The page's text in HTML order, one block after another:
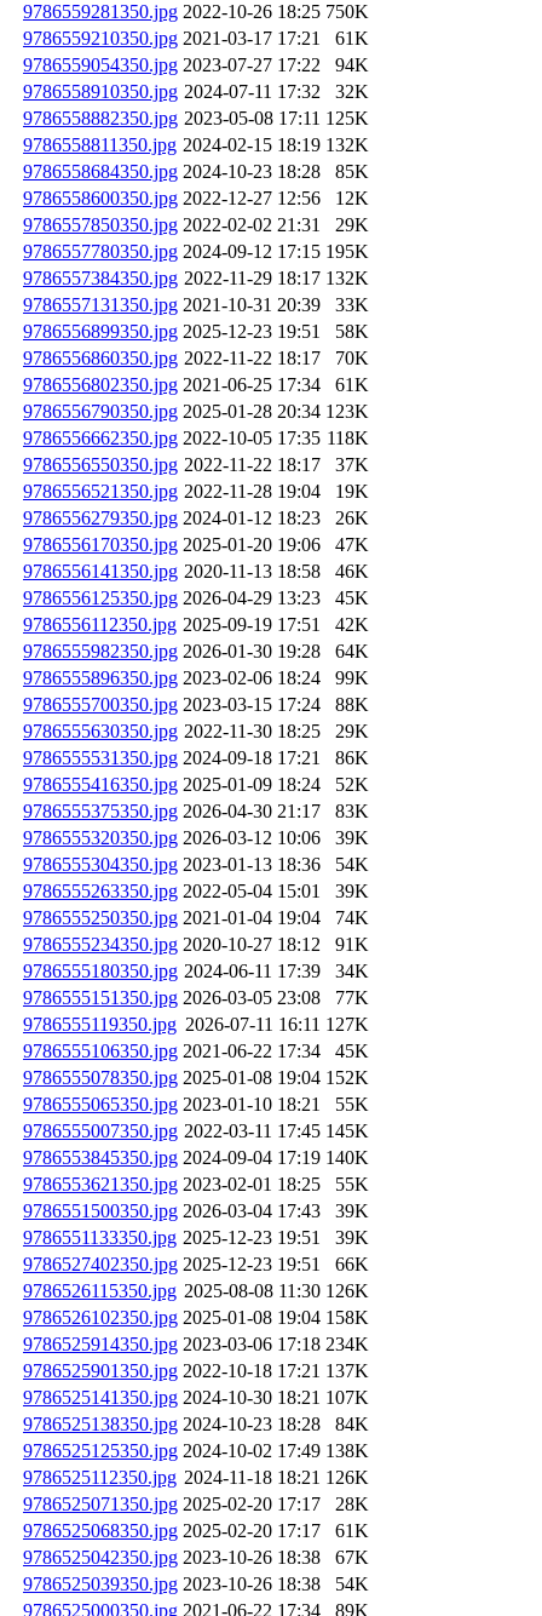
9786559281350.jpg 2022-10-26 18:25 750K
9786559210350.jpg 2021-03-17 17:21
61K
9786559054350.jpg 2023-07-27 17:22
94K
9786558910350.jpg 2024-07-11 17:32
32K
9786558882350.jpg 2023-05-08 17:11 125K
9786558811350.jpg 2024-02-15 18:19 132K
9786558684350.jpg 2024-10-23 18:28
85K
9786558600350.jpg 2022-12-27 12:56
12K
9786557850350.jpg 2022-02-02 21:31
29K
9786557780350.jpg 2024-09-12 17:15 195K
9786557384350.jpg 2022-11-29 18:17 132K
9786557131350.jpg 2021-10-31 20:39
33K
9786556899350.jpg 2025-12-23 19:51
58K
9786556860350.jpg 2022-11-22 18:17
70K
9786556802350.jpg 2021-06-25 17:34
61K
9786556790350.jpg 2025-01-28 20:34 123K
9786556662350.jpg 2022-10-05 17:35 118K
9786556550350.jpg 2022-11-22 18:17
37K
9786556521350.jpg 2022-11-28 19:04
19K
9786556279350.jpg 2024-01-12 18:23
26K
9786556170350.jpg 2025-01-20 19:06
47K
9786556141350.jpg 2020-11-13 18:58
46K
9786556125350.jpg 2026-04-29 13:23
45K
9786556112350.jpg 2025-09-19 17:51
42K
9786555982350.jpg 2026-01-30 19:28
64K
9786555896350.jpg 2023-02-06 18:24
99K
9786555700350.jpg 2023-03-15 17:24
88K
9786555630350.jpg 2022-11-30 18:25
29K
9786555531350.jpg 2024-09-18 17:21
86K
9786555416350.jpg 2025-01-09 18:24
52K
9786555375350.jpg 2026-04-30 21:17
83K
9786555320350.jpg 2026-03-12 10:06
39K
9786555304350.jpg 2023-01-13 18:36
54K
9786555263350.jpg 2022-05-04 15:01
39K
9786555250350.jpg 2021-01-04 19:04
74K
9786555234350.jpg 2020-10-27 18:12
91K
9786555180350.jpg 2024-06-11 17:39
34K
9786555151350.jpg 2026-03-05 23:08
77K
9786555119350.jpg 2026-07-11 16:11 127K
9786555106350.jpg 2021-06-22 17:34
45K
9786555078350.jpg 2025-01-08 19:04 152K
9786555065350.jpg 2023-01-10 18:21
55K
9786555007350.jpg 2022-03-11 17:45 145K
9786553845350.jpg 2024-09-04 17:19 140K
9786553621350.jpg 2023-02-01 18:25
55K
9786551500350.jpg 2026-03-04 17:43
39K
9786551133350.jpg 2025-12-23 19:51
39K
9786527402350.jpg 2025-12-23 19:51
66K
9786526115350.jpg 2025-08-08 11:30 126K
9786526102350.jpg 2025-01-08 19:04 158K
9786525914350.jpg 2023-03-06 17:18 234K
9786525901350.jpg 2022-10-18 17:21 137K
9786525141350.jpg 2024-10-30 18:21 107K
9786525138350.jpg 2024-10-23 18:28
84K
9786525125350.jpg 2024-10-02 17:49 138K
9786525112350.jpg 2024-11-18 18:21 126K
9786525071350.jpg 2025-02-20 17:17
28K
9786525068350.jpg 2025-02-20 17:17
61K
9786525042350.jpg 2023-10-26 18:38
67K
9786525039350.jpg 2023-10-26 18:38
54K
9786525000350.jpg 2021-06-22 17:34 89K